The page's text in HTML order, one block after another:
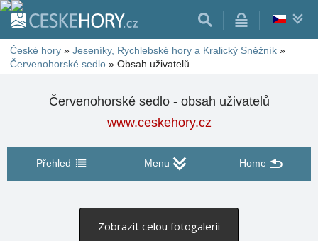
České hory » Jeseníky, Rychlebské hory a Kralický Sněžník »
Červenohorské sedlo » Obsah uživatelů
Červenohorské sedlo - obsah uživatelů
www.ceskehory.cz
Přehled Menu Home
Zobrazit celou fotogalerii